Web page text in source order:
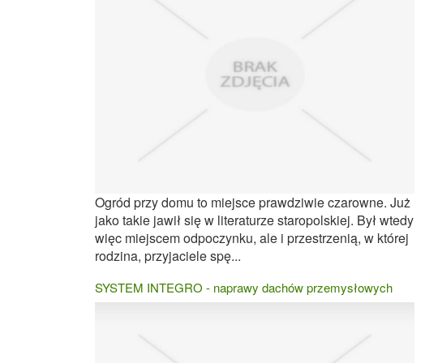
Ogród przy domu to miejsce prawdziwie czarowne. Już
jako takie jawił się w literaturze staropolskiej. Był wtedy
więc miejscem odpoczynku, ale i przestrzenią, w której
rodzina, przyjaciele spę...
SYSTEM INTEGRO - naprawy dachów przemysłowych